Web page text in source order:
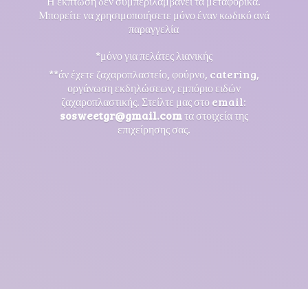
Μπορείτε να χρησιμοποιήσετε μόνο έναν κωδικό ανά
παραγγελία
*μόνο για πελάτες λιανικής
**άν έχετε ζαχαροπλαστείο, φούρνο, catering,
οργάνωση εκδηλώσεων, εμπόριο ειδών
ζαχαροπλαστικής. Στείλτε μας στο email:
sosweetgr@gmail.comτα στοιχεία της
επιχείρησης σας.